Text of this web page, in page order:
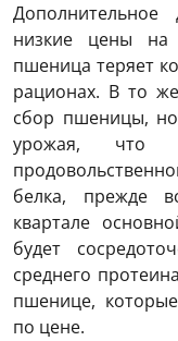
низкие цены на
пшеница теряет
рационах. В то
сбор пшеницы, но
урожая, что
белка, прежде
квартале
будет
среднего
пшенице,
по цене.